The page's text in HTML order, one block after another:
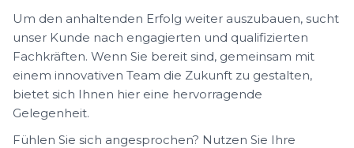
Um den anhaltenden Erfolg weiter auszubauen, sucht
unser Kunde nach engagierten und qualifizierten
Fachkräften. Wenn Sie bereit sind, gemeinsam mit
einem innovativen Team die Zukunft zu gestalten,
bietet sich Ihnen hier eine hervorragende
Gelegenheit.
Fühlen Sie sich angesprochen? Nutzen Sie Ihre